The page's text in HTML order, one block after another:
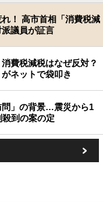
！ 高市首相「消費税減
議員が証言
費税減税はなぜ反対？
ネットで袋叩き
問」の背景…震災から1
到の案の定